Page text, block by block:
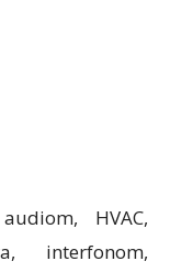
HVAC,
interfonom,